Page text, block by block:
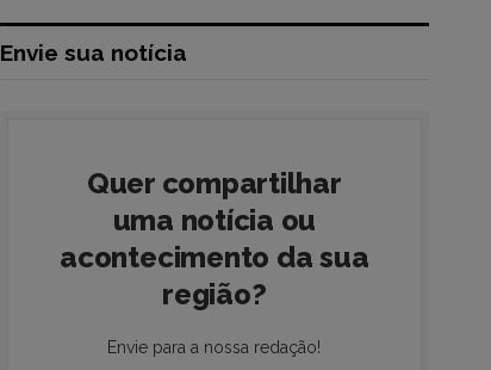
Envie sua notícia
Quer compartilhar
uma notícia ou
acontecimento da sua
região?
Envie para a nossa redação!